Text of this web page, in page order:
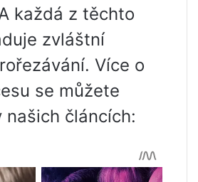
každá z těchto
zvláštní
Více o
se můžete
našich článcích: